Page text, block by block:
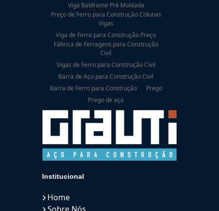
Viga Baldrame Pré Moldada
Preço de Ferro para Construção Colunas
Vigas
Viga de Ferro para Construção Preço
Fábrica de Ferragens para Construção
Civil
Vigas de Ferro para Construção Civil
Barra de Aço para Construção Civil
Barra de Ferro para Construção
Prego
Prego de aço
Institucional
Home